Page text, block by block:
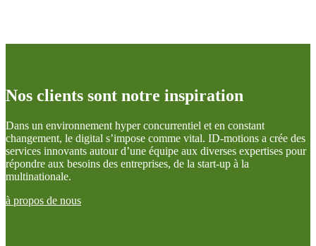
Nos clients sont notre inspiration
Dans un environnement hyper concurrentiel et en constant
changement, le digital s’impose comme vital. ID-motions a crée des
services innovants autour d’une équipe aux diverses expertises pour
répondre aux besoins des entreprises, de la start-up à la
multinationale.
à propos de nous